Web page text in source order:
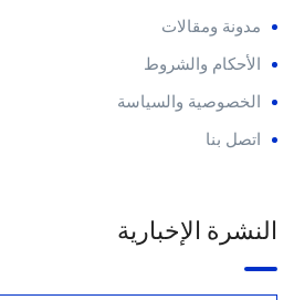
مدونة ومقالات
الأحكام والشروط
الخصوصية والسياسة
اتصل بنا
النشرة الإخبارية